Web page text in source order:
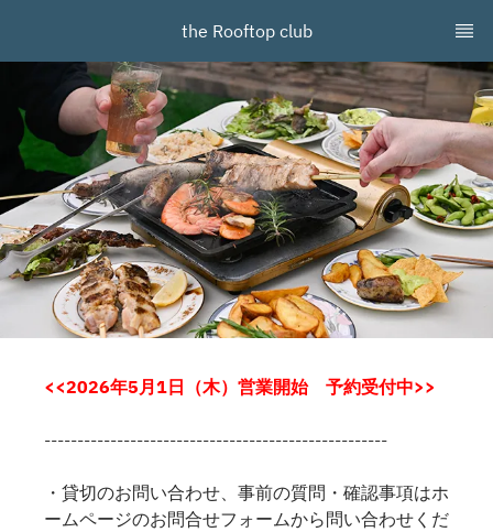
the Rooftop club
<<2026年5月1日（木）営業開始 予約受付中>>
----------------------------------------------------
・貸切のお問い合わせ、事前の質問・確認事項はホ
ームページのお問合せフォームから問い合わせくだ